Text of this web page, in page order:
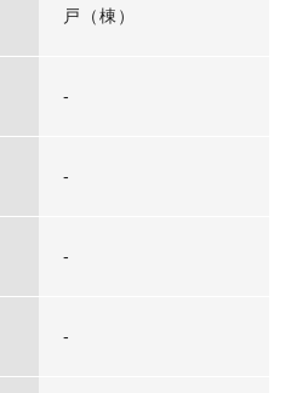
戸（棟）
-
-
-
-